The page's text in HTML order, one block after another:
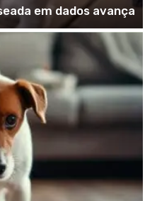
em dados avança